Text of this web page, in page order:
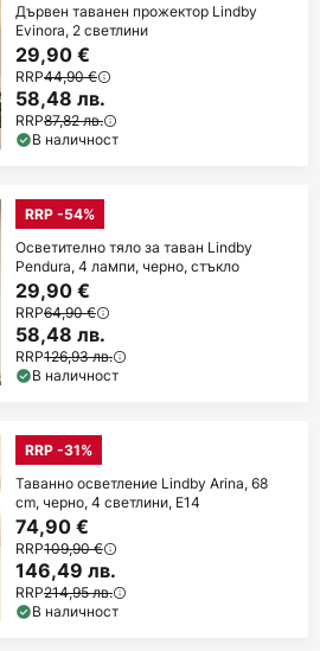
Дървен таванен прожектор Lindby
Evinora, 2 светлини
29,90 €
RRP44,90 €
58,48 лв.
RRP87,82 лв.
В наличност
RRP -54%
Осветително тяло за таван Lindby
Pendura, 4 лампи, черно, стъкло
29,90 €
RRP64,90 €
58,48 лв.
RRP126,93 лв.
В наличност
RRP -31%
Таванно осветление Lindby Arina, 68
cm, черно, 4 светлини, E14
74,90 €
RRP109,90 €
146,49 лв.
RRP214,95 лв.
В наличност